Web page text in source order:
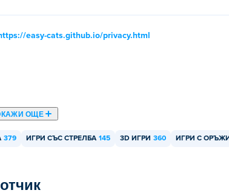
easy-cats.github.io/privacy.html
ОЩЕ
379 ИГРИ СЪС СТРЕЛБА 145 3D ИГРИ 360 ИГРИ С